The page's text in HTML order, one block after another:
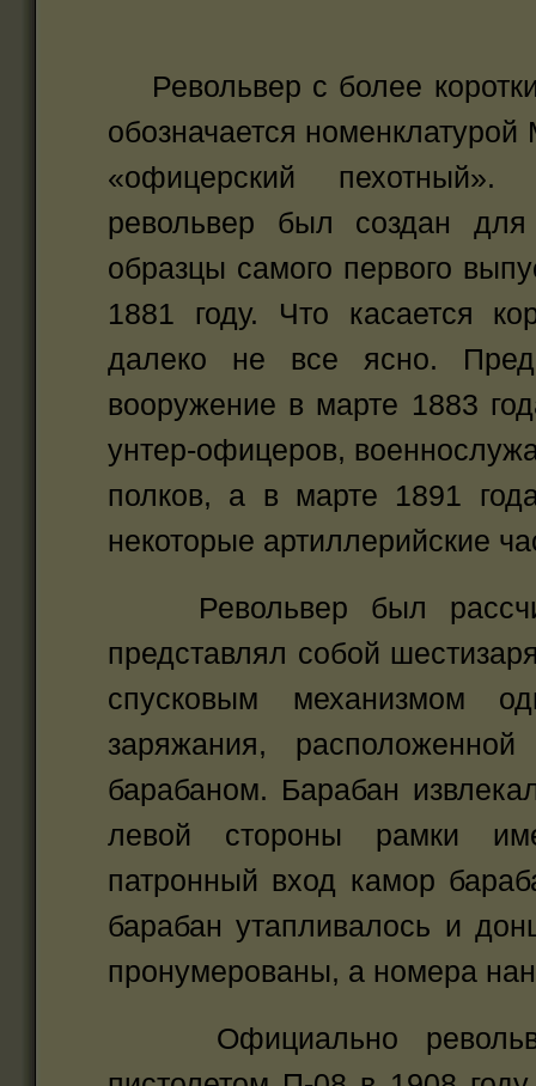
Револьвер с более
обозначается
«офицерский пехотный».
револьвер был создан для
образцы самого первого
1881 году. Что касается
далеко не все ясно.
вооружение в марте 1883
унтер-офицеров,
полков, а в марте 1891
некоторые артиллерийские
Револьвер был
представлял собой
спусковым механизмом
заряжания,
барабаном. Барабан
левой стороны рамки
патронный вход камор
барабан утапливалось и
пронумерованы, а номера
Официально